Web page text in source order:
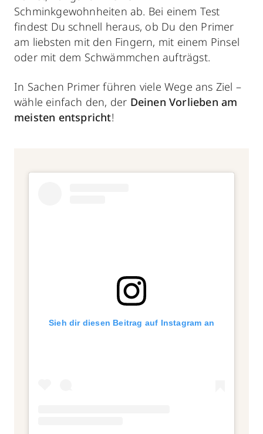
Schminkgewohnheiten ab. Bei einem Test
findest Du schnell heraus, ob Du den Primer
am liebsten mit den Fingern, mit einem Pinsel
oder mit dem Schwämmchen aufträgst.
In Sachen Primer führen viele Wege ans Ziel –
wähle einfach den, der Deinen Vorlieben am
meisten entspricht!
Sieh dir diesen Beitrag auf Instagram an